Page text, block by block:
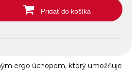
Pridať do košíka
ergo úchopom, ktorý umožňuje